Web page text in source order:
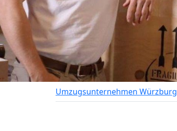
Umzugsunternehmen Würzburg